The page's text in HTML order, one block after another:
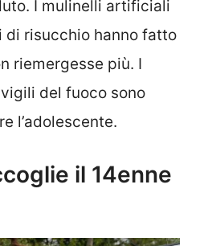
I mulinelli artificiali
di risucchio hanno fatto
riemergesse più. I
del fuoco sono
l’adolescente.
il 14enne